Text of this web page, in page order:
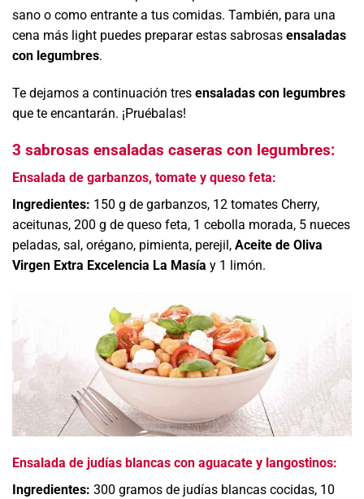
sano o como entrante a tus comidas. También, para una
cena más light puedes preparar estas sabrosas ensaladas
con legumbres.
Te dejamos a continuación tres ensaladas con legumbres
que te encantarán. ¡Pruébalas!
3 sabrosas ensaladas caseras con legumbres:
Ensalada de garbanzos, tomate y queso feta:
Ingredientes: 150 g de garbanzos, 12 tomates Cherry,
aceitunas, 200 g de queso feta, 1 cebolla morada, 5 nueces
peladas, sal, orégano, pimienta, perejil, Aceite de Oliva
Virgen Extra Excelencia La Masía y 1 limón.
Ensalada de judías blancas con aguacate y langostinos:
Ingredientes: 300 gramos de judías blancas cocidas, 10